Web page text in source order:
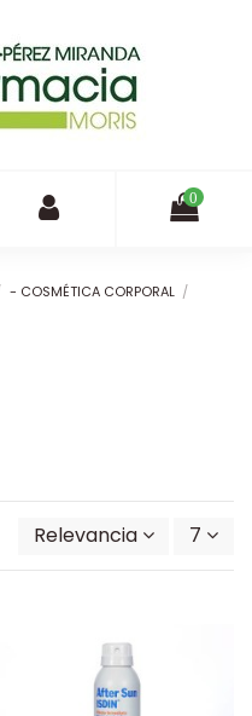
0
- COSMÉTICA CORPORAL
Relevancia 7